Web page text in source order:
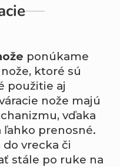
ponúkame
ktoré sú
použitie aj
nože majú
vďaka
prenosné.
vrecka či
stále po ruke na